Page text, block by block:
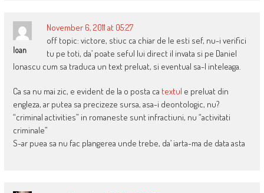
Ioan
November 6, 2011 at 05:27
off topic: victore, stiuc ca chiar de le esti sef, nu-i verifici
tu pe toti, da’ poate seful lui direct il invata si pe Daniel
Ionascu cum sa traduca un text preluat, si eventual sa-l inteleaga.
Ca sa nu mai zic, e evident de la o posta ca textul e preluat din
engleza, ar putea sa precizeze sursa, asa-i deontologic, nu?
“criminal activities” in romaneste sunt infractiuni, nu “activitati
criminale”
S-ar puea sa nu fac plangerea unde trebe, da’ iarta-ma de data asta